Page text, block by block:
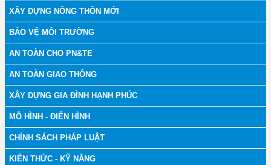
XÂY DỰNG NÔNG THÔN MỚI
BẢO VỆ MÔI TRƯỜNG
AN TOÀN CHO PN&TE
AN TOÀN GIAO THÔNG
XÂY DỰNG GIA ĐÌNH HẠNH PHÚC
MÔ HÌNH - ĐIỂN HÌNH
CHÍNH SÁCH PHÁP LUẬT
KIẾN THỨC - KỸ NĂNG